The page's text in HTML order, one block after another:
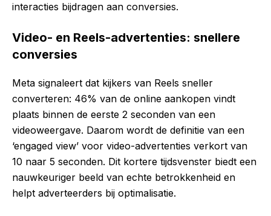
interacties bijdragen aan conversies.
Video- en Reels-advertenties: snellere
conversies
Meta signaleert dat kijkers van Reels sneller
converteren: 46% van de online aankopen vindt
plaats binnen de eerste 2 seconden van een
videoweergave. Daarom wordt de definitie van een
‘engaged view’ voor video-advertenties verkort van
10 naar 5 seconden. Dit kortere tijdsvenster biedt een
nauwkeuriger beeld van echte betrokkenheid en
helpt adverteerders bij optimalisatie.